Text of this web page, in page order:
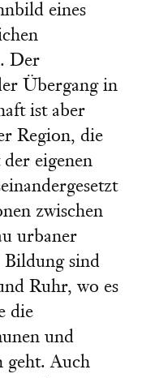
eines
Der
Übergang in
ist aber
Region, die
eigenen
zwischen
urbaner
sind
Ruhr, wo es
die
und
geht. Auch